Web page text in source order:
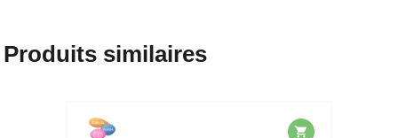
Produits similaires